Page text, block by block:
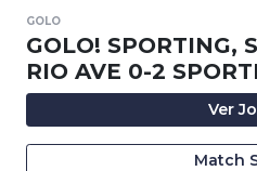
GOLO
GOLO! SPORTING,
RIO AVE 0-2
Ver
Match